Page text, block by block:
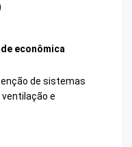
econômica
de sistemas
e